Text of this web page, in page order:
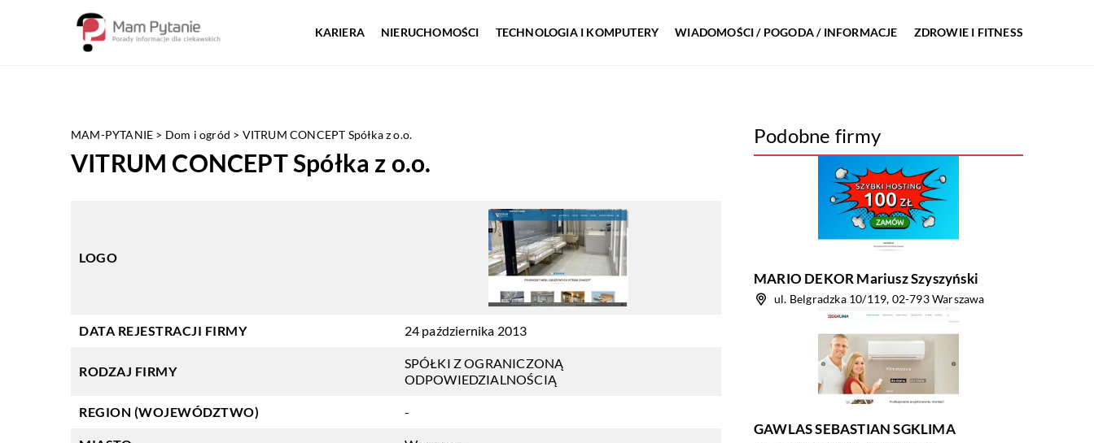
KARIERA NIERUCHOMOŚCI TECHNOLOGIA I KOMPUTERY WIADOMOŚCI / POGODA / INFORMACJE ZDROWIE I FITNESS
MAM-PYTANIE > Dom i ogród > VITRUM CONCEPT Spółka z o.o.
VITRUM CONCEPT Spółka z o.o.
LOGO
DATA REJESTRACJI FIRMY 24 października 2013
RODZAJ FIRMY
SPÓŁKI Z OGRANICZONĄ
ODPOWIEDZIALNOŚCIĄ
REGION (WOJEWÓDZTWO) -
Podobne firmy
MARIO DEKOR Mariusz Szyszyński
ul. Belgradzka 10/119, 02-793 Warszawa
GAWLAS SEBASTIAN SGKLIMA